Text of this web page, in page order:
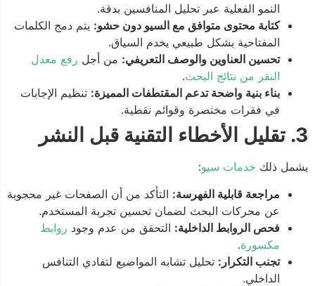
النمو الفعلية عبر تحليل المنافسين بدقة.
كتابة محتوى متوافق مع السيو دون حشو:يتم دمج الكلمات
المفتاحية بشكل طبيعي يخدم السياق.
تحسين العناوين والوصف التعريفي:من أجل رفع معدل
النقر من نتائج البحث.
بناء بنية واضحة تدعم المقتطفات المميزة:تنظيم الإجابات
في فقرات مختصرة وقوائم نقطية.
3. تقليل الأخطاء التقنية قبل النشر
يشمل ذلك خدمات سيو:
مراجعة قابلية الفهرسة:التأكد من أن الصفحات غير محجوبة
عن محركات البحث لضمان تحسين تجربة المستخدم.
فحص الروابط الداخلية:التحقق من عدم وجود روابط
مكسورة.
تجنب التكرار: تحليل تشابه المواضيع لتفادي التنافس
الداخلي.